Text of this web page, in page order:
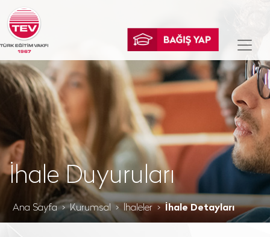
İhale Duyuruları
Ana Sayfa Kurumsal İhaleler İhale Detayları